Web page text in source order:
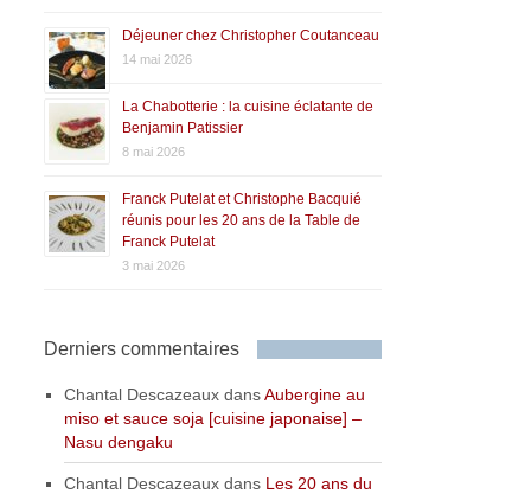
Déjeuner chez Christopher Coutanceau
14 mai 2026
La Chabotterie : la cuisine éclatante de
Benjamin Patissier
8 mai 2026
Franck Putelat et Christophe Bacquié
réunis pour les 20 ans de la Table de
Franck Putelat
3 mai 2026
Derniers commentaires
Chantal Descazeaux dansAubergine au
miso et sauce soja [cuisine japonaise] –
Nasu dengaku
Chantal Descazeaux dans Les 20 ans du